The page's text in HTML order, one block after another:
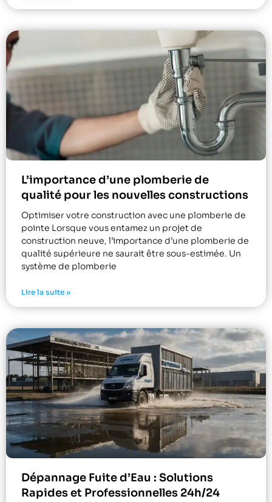
L’importance d’une plomberie de
qualité pour les nouvelles constructions
Optimiser votre construction avec une plomberie de
pointe Lorsque vous entamez un projet de
construction neuve, l’importance d’une plomberie de
qualité supérieure ne saurait être sous-estimée. Un
système de plomberie
Lire la suite »
Dépannage Fuite d’Eau : Solutions
Rapides et Professionnelles 24h/24